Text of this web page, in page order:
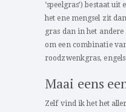
‘speelgras’) bestaat
het ene mengsel zit
gras dan in het andere
om een combinatie
roodzwenkgras,
Maai eens
Zelf vind ik het het